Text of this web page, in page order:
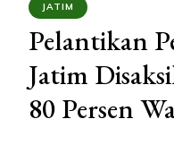
JATIM
Pelantikan
Jatim
80 Persen